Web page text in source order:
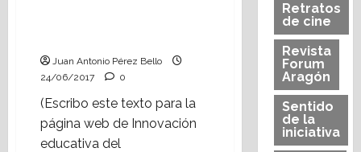
Juan Antonio Pérez Bello
24/06/2017
0
(Escribo este texto para la
página web de Innovación
educativa del
Retratos
de cine
Revista
Forum
Aragón
Sentido
de la
iniciativa